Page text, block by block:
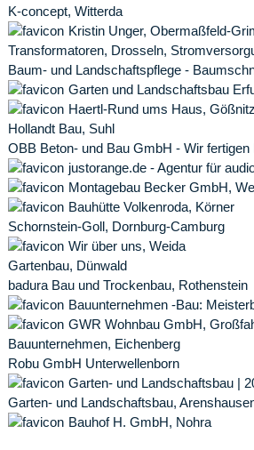
K-concept, Witterda
Kristin Unger, Obermaßfeld-
Transformatoren, Drosseln,
Baum- und Landschaftspflege -
Garten und Landschaftsbau
Haertl-Rund ums Haus, Gößnitz
Hollandt Bau, Suhl
OBB Beton- und Bau GmbH - Wir
justorange.de - Agentur für
Montagebau Becker GmbH,
Bauhütte Volkenroda, Körner
Schornstein-Goll, Dornburg-Camburg
Wir über uns, Weida
Gartenbau, Dünwald
badura Bau und Trockenbau, Rothenstein
Bauunternehmen -Bau:
GWR Wohnbau GmbH,
Bauunternehmen, Eichenberg
Robu GmbH Unterwellenborn
Garten- und Landschaftsbau |
Garten- und Landschaftsbau,
Bauhof H. GmbH, Nohra